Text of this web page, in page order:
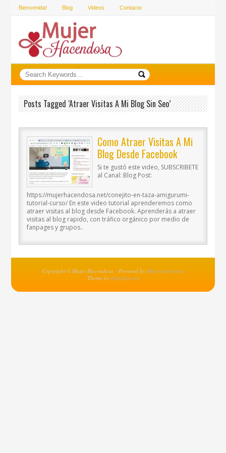
Bienvenida! Blog Videos Contacto
Posts Tagged ‘atraer Visitas A Mi Blog Sin Seo’
Como Atraer Visitas A Mi
Blog Desde Facebook
Si te gustó este video, SUBSCRIBETE
al Canal: Blog Post:
https://mujerhacendosa.net/conejito-en-taza-amigurumi-
tutorial-curso/ En este video tutorial aprenderemos como
atraer visitas al blog desde Facebook. Aprenderás a atraer
visitas al blog rapido, con tráfico orgánico por medio de
fanpages y grupos..
Copyright © Mujer Hacendosa - Powered by MejoresInventos
Theme by Infochip.net